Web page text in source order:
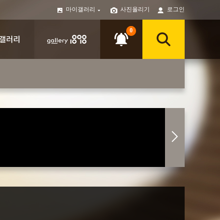
마이갤러리 사진올리기 로그인
0